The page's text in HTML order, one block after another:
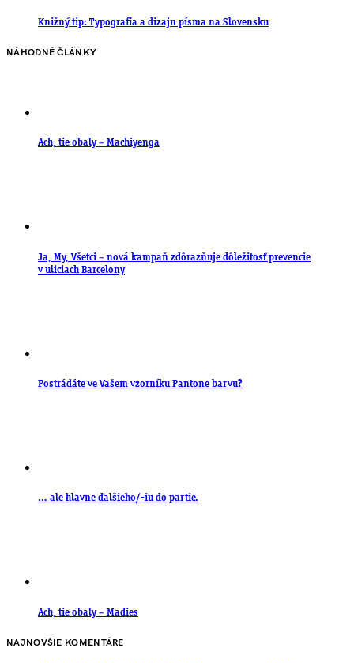
Knižný tip: Typografia a dizajn písma na Slovensku
NÁHODNÉ ČLÁNKY
Ach, tie obaly – Machiyenga
Ja, My, Všetci – nová kampaň zdôrazňuje dôležitosť prevencie
v uliciach Barcelony
Postrádáte ve Vašem vzorníku Pantone barvu?
… ale hlavne ďalšieho/-iu do partie.
Ach, tie obaly – Madies
NAJNOVŠIE KOMENTÁRE